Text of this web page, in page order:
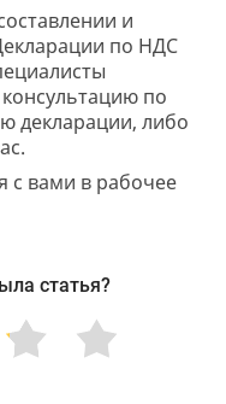
и
по НДС
по
декларации, либо
с вами в рабочее
статья?